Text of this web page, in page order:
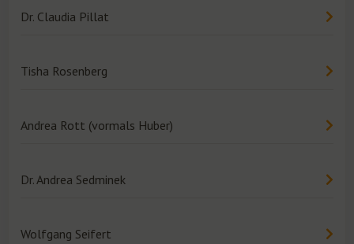
Dr. Claudia Pillat
Tisha Rosenberg
Andrea Rott (vormals Huber)
Dr. Andrea Sedminek
Wolfgang Seifert